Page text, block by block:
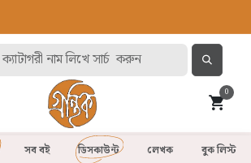
0
সব বই লেখক
ডিসকাউন্ট বুক লিস্ট